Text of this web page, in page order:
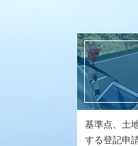
基準点、土
する登記申